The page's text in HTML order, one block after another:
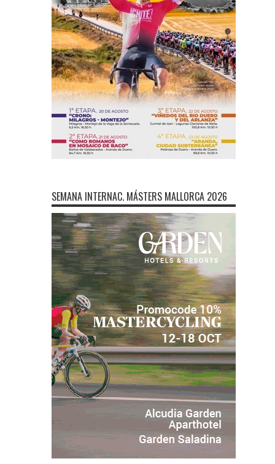
SEMANA INTERNAC. MÁSTERS MALLORCA 2026